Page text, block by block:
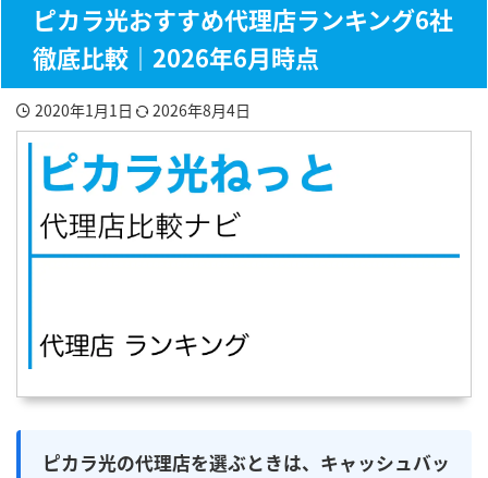
ピカラ光おすすめ代理店ランキング6社
徹底比較｜2026年6月時点
2020年1月1日 2026年8月4日
ピカラ光の代理店を選ぶときは、キャッシュバッ